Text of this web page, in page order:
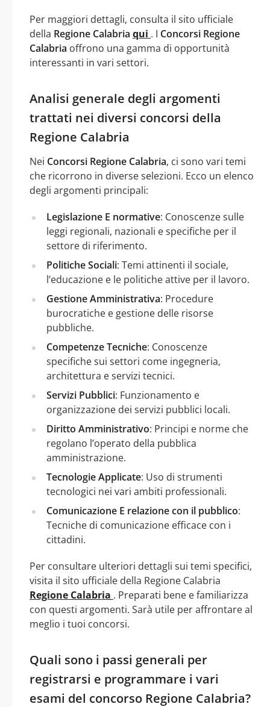
Per maggiori dettagli, consulta il sito ufficiale
della Regione Calabria qui . I Concorsi Regione
Calabria offrono una gamma di opportunità
interessanti in vari settori.
Analisi generale degli argomenti
trattati nei diversi concorsi della
Regione Calabria
Nei Concorsi Regione Calabria, ci sono vari temi
che ricorrono in diverse selezioni. Ecco un elenco
degli argomenti principali:
Legislazione E normative: Conoscenze sulle
leggi regionali, nazionali e specifiche per il
settore di riferimento.
Politiche Sociali: Temi attinenti il sociale,
l’educazione e le politiche attive per il lavoro.
Gestione Amministrativa: Procedure
burocratiche e gestione delle risorse
pubbliche.
Competenze Tecniche: Conoscenze
specifiche sui settori come ingegneria,
architettura e servizi tecnici.
Servizi Pubblici: Funzionamento e
organizzazione dei servizi pubblici locali.
Diritto Amministrativo: Principi e norme che
regolano l’operato della pubblica
amministrazione.
Tecnologie Applicate: Uso di strumenti
tecnologici nei vari ambiti professionali.
Comunicazione E relazione con il pubblico:
Tecniche di comunicazione efficace con i
cittadini.
Per consultare ulteriori dettagli sui temi specifici,
visita il sito ufficiale della Regione Calabria
Regione Calabria . Preparati bene e familiarizza
con questi argomenti. Sarà utile per affrontare al
meglio i tuoi concorsi.
Quali sono i passi generali per
registrarsi e programmare i vari
esami del concorso Regione Calabria?